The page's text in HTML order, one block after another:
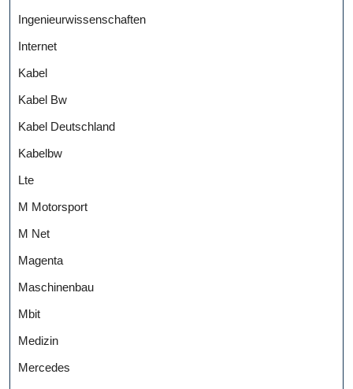
Ingenieurwissenschaften
Internet
Kabel
Kabel Bw
Kabel Deutschland
Kabelbw
Lte
M Motorsport
M Net
Magenta
Maschinenbau
Mbit
Medizin
Mercedes